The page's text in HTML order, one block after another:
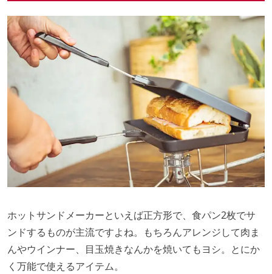
ホットサンドメーカーといえば正方形で、食パン2枚でサ
ンドするものが主流ですよね。もちろんアレンジして肉ま
んやウインナー、目玉焼きなんかを焼いてもヨシ。とにか
く万能で使えるアイテム。